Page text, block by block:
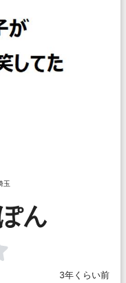
玉
ん
3年くらい前